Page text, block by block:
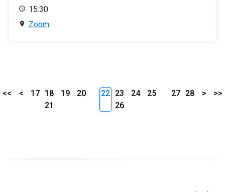
15:30
Zoom
<< < 17 18 19
20
21
22 23 24
25
26
27 28 > >>